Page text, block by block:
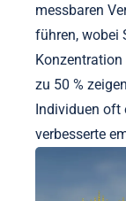
messbaren
führen, wobei
zu 50 %
Individuen oft
verbesserte